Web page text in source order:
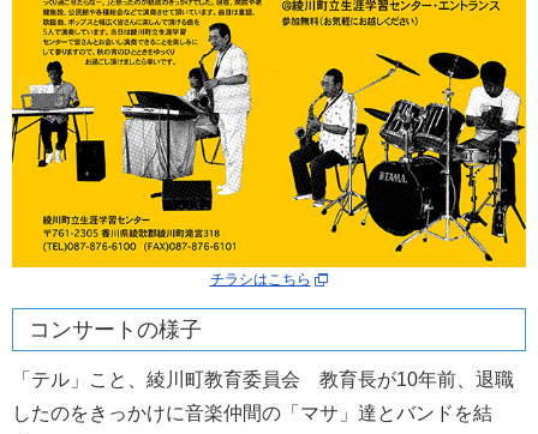
チラシはこちら
コンサートの様子
「テル」こと、綾川町教育委員会 教育長が10年前、退職
したのをきっかけに音楽仲間の「マサ」達とバンドを結